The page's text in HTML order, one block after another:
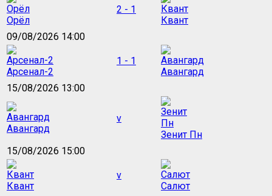
Орёл
2 - 1
Квант
09/08/2026 14:00
Арсенал-2
1 - 1
Авангард
15/08/2026 13:00
Авангард
v
Зенит Пн
15/08/2026 15:00
Квант
v
Салют